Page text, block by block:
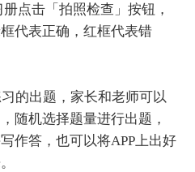
点击「拍照检查」按钮，
代表正确，红框代表错
的出题，家长和老师可以
随机选择题量进行出题，
作答，也可以将APP上出好